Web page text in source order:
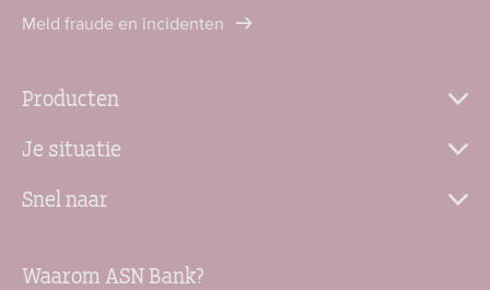
Meld fraude en incidenten
Producten
Je situatie
Snel naar
Waarom ASN Bank?